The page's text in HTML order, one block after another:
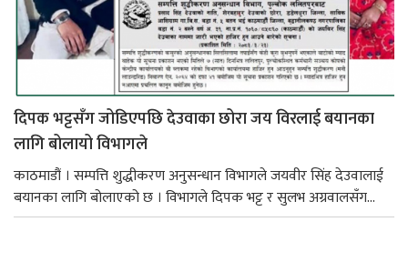
दिपक भट्टसँग जोडिएपछि देउवाका छोरा जय विरलाई बयानका
लागि बोलायो विभागले
काठमाडौं । सम्पत्ति शुद्धीकरण अनुसन्धान विभागले जयवीर सिंह देउवालाई
बयानका लागि बोलाएको छ । विभागले दिपक भट्ट र सुलभ अग्रवालसँग...